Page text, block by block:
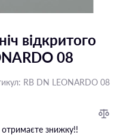
відкритого
08
RB DN LEONARDO 08
отримаєте знижку!!